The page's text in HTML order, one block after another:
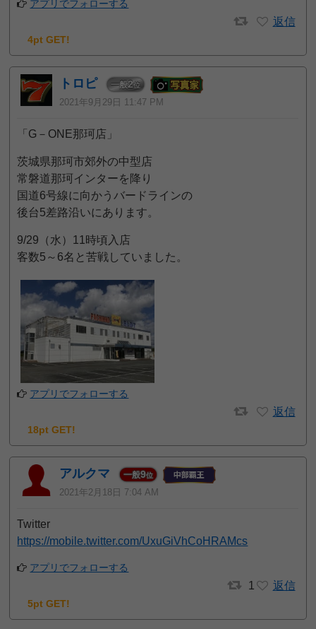
アプリでフォローする
返信
4pt GET!
トロピ 一般2位
2021年9月29日 11:47 PM
「G－ONE那珂店」
茨城県那珂市郊外の中型店
常磐道那珂インターを降り
国道6号線に向かうバードラインの
後台5差路沿いにあります。
9/29（水）11時頃入店
客数5～6名と苦戦していました。
アプリでフォローする
返信
18pt GET!
アルクマ 一般9位
2021年2月18日 7:04 AM
Twitter
https://mobile.twitter.com/UxuGiVhCoHRAMcs
アプリでフォローする
1 返信
5pt GET!